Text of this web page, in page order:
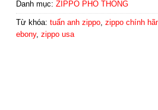
Danh mục: ZIPPO PHỔ THÔNG
Từ khóa: tuấn anh zippo, zippo chính
ebony, zippo usa